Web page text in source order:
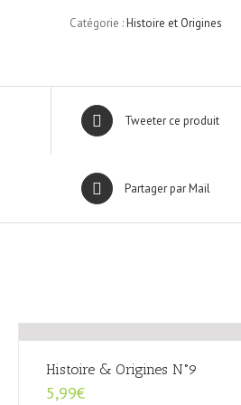
N°7
Catégorie :Histoire et Origines
Tweeter ce produit
Partager par Mail
Histoire & Origines N°9
5,99€